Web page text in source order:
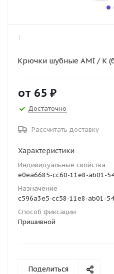
:
Крючки шубные AMI / К
от 65 ₽
Достаточно
Рассчитать доставку
Характеристики
Индивидуальные свойства
e0ea6685-cc60-11e8-ab01-
Назначение
c596a3e5-cc58-11e8-ab01-
Способ фиксации
Пришивной
Поделиться